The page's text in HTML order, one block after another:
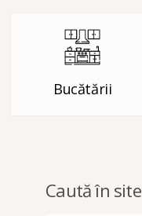
Bucătării
Caută în site